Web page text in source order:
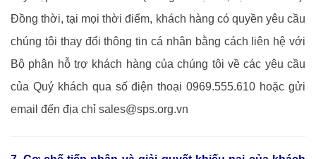
Đồng thời, tại mọi thời điểm, khách hàng có quyền yêu cầu
chúng tôi thay đổi thông tin cá nhân bằng cách liên hệ với
Bộ phận hỗ trợ khách hàng của chúng tôi về các yêu cầu
của Quý khách qua số điện thoại 0969.555.610 hoặc gửi
email đến địa chỉ sales@sps.org.vn